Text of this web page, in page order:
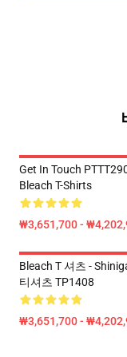
Get In Touch
Bleach T-Shirts
₩3,651,700 -
Bleach T 셔츠 -
티셔츠 TP1408
₩3,651,700 -